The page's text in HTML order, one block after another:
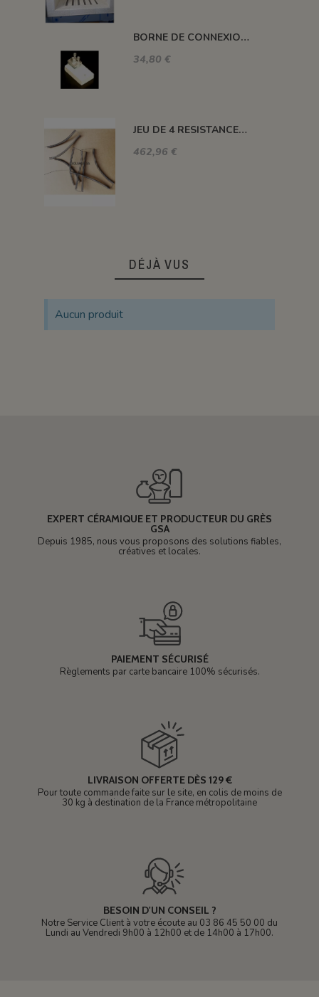
BORNE DE CONNEXION POUR FOUR H, ALFA, DELTA, HC ET SM
34,80 €
JEU DE 4 RESISTANCES FOUR 1320°C PLUTON-3S 76 L
462,96 €
DÉJÀ VUS
Aucun produit
EXPERT CÉRAMIQUE ET PRODUCTEUR DU GRÈS
GSA
Depuis 1985, nous vous proposons des solutions fiables,
créatives et locales.
PAIEMENT SÉCURISÉ
Règlements par carte bancaire 100% sécurisés.
LIVRAISON OFFERTE DÈS 129 €
Pour toute commande faite sur le site, en colis de moins de
30 kg à destination de la France métropolitaine
BESOIN D'UN CONSEIL ?
Notre Service Client à votre écoute au 03 86 45 50 00 du
Lundi au Vendredi 9h00 à 12h00 et de 14h00 à 17h00.